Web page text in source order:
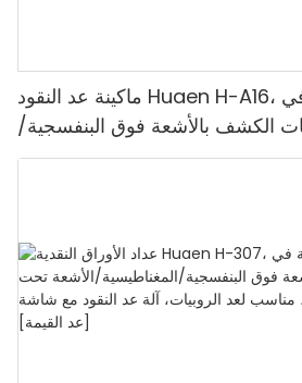
ماكينة عد النقود Huaen H-A16، عداد نقود احترافي
الكشف بالأشعة فوق البنفسجية/
تحت الحمراء/الضوء الرقمي، عد